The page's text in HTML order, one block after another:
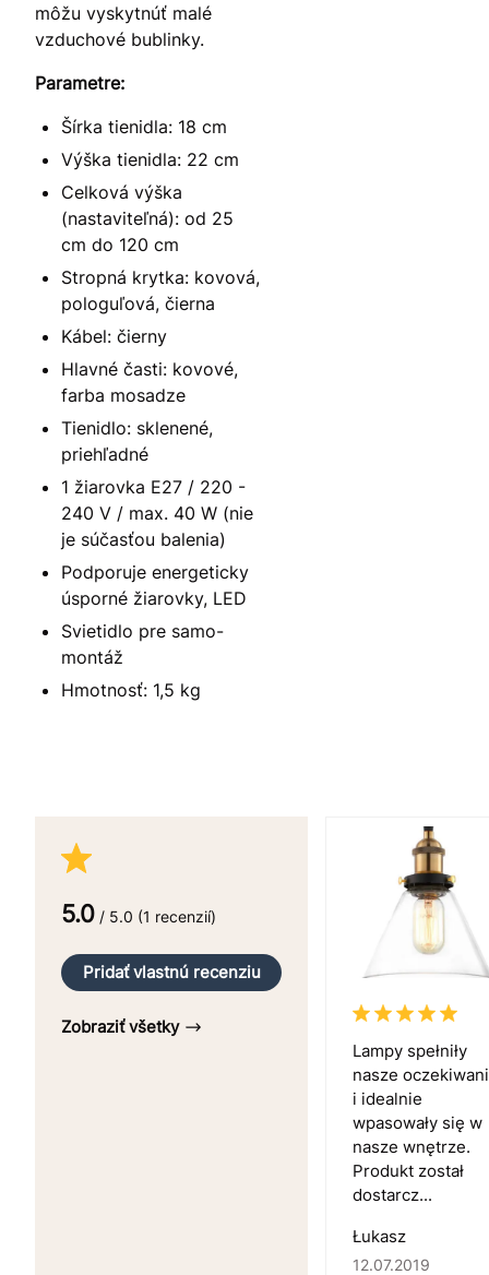
môžu vyskytnúť malé
vzduchové bublinky.
Parametre:
Šírka tienidla: 18 cm
Výška tienidla: 22 cm
Celková výška
(nastaviteľná): od 25
cm do 120 cm
Stropná krytka: kovová,
pologuľová, čierna
Kábel: čierny
Hlavné časti: kovové,
farba mosadze
Tienidlo: sklenené,
priehľadné
1 žiarovka E27 / 220 -
240 V / max. 40 W (nie
je súčasťou balenia)
Podporuje energeticky
úsporné žiarovky, LED
Svietidlo pre samo-
montáž
Hmotnosť: 1,5 kg
5.0 / 5.0 (1 recenzií)
Pridať vlastnú recenziu
Zobraziť všetky
Lampy spełniły
nasze
i idealnie
wpasowały się w
nasze wnętrze.
Produkt został
dostarcz...
Łukasz
12.07.2019